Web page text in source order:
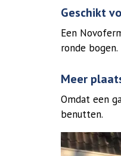
Geschikt
Een
ronde bogen.
Meer
Omdat een
benutten.